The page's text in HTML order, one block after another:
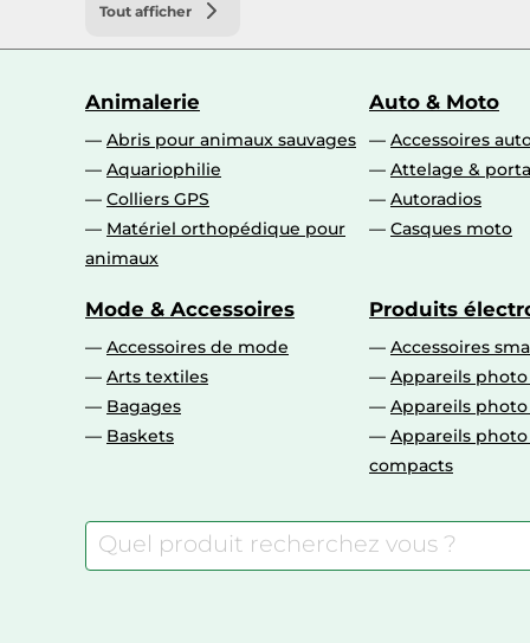
Tout afficher
Animalerie
Abris pour animaux sauvages
Aquariophilie
Colliers GPS
Matériel orthopédique pour
animaux
Auto & Moto
Accessoires
Attelage &
Autoradios
Casques moto
Mode & Accessoires
Accessoires de mode
Arts textiles
Bagages
Baskets
Produits
Accessoires
Appareils
Appareils
Appareils
compacts